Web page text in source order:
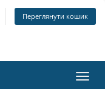
Переглянути кошик